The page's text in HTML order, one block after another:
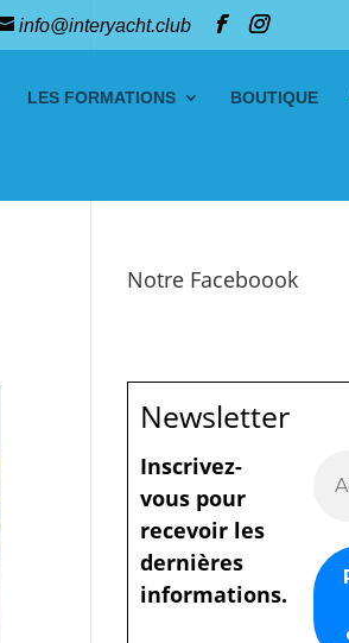
info@interyacht.club
LES FORMATIONS BOUTIQUE
Notre Faceboook
Newsletter
Inscrivez-
vous pour
recevoir les
dernières
informations.